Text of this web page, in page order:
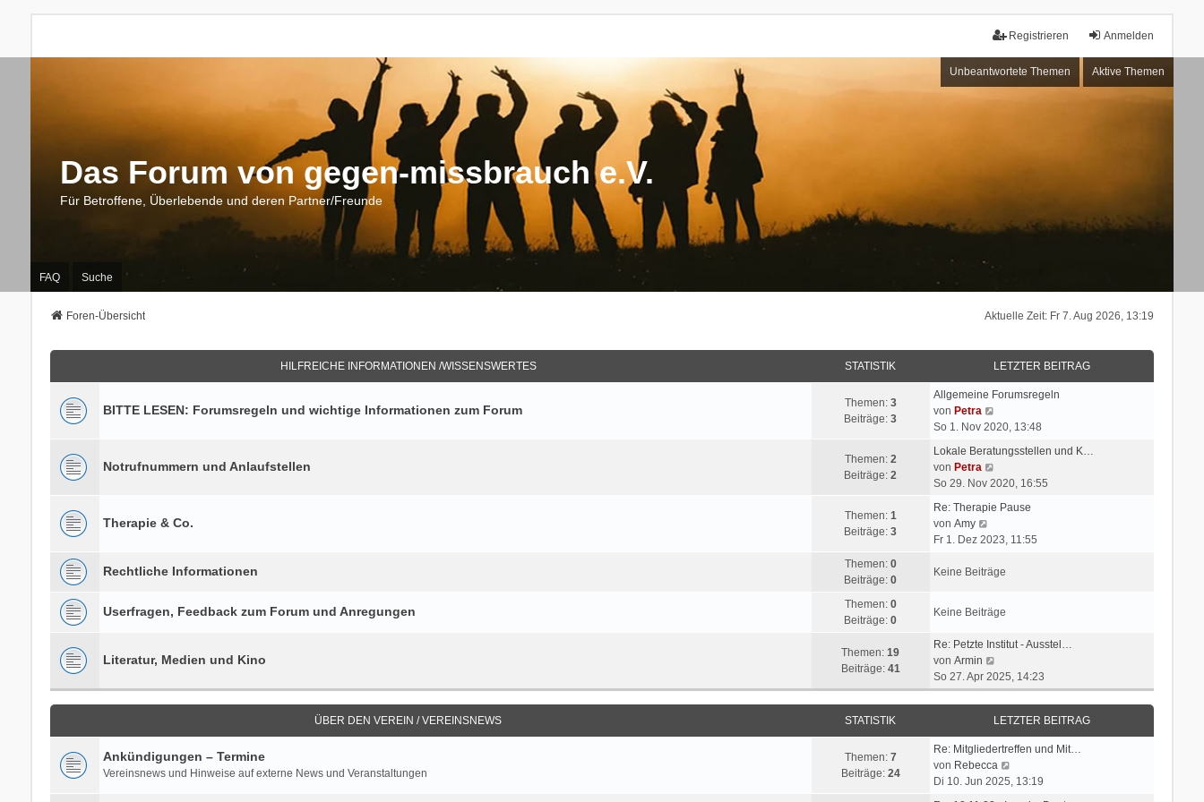
Anmelden
Registrieren
Unbeantwortete Themen Aktive Themen
Das Forum von gegen-missbrauch e.V.
Für Betroffene, Überlebende und deren Partner/Freunde
FAQ Suche
Aktuelle Zeit: Fr 7. Aug 2026, 13:19
Foren-Übersicht
HILFREICHE INFORMATIONEN /WISSENSWERTES STATISTIK LETZTER BEITRAG
BITTE LESEN: Forumsregeln und wichtige Informationen zum Forum Themen: 3
Beiträge:3
Allgemeine Forumsregeln
von Petra
e
e
t
e
B
i
a
So 1. Nov 2020, 13:48
Notrufnummern und Anlaufstellen Themen: 2
Beiträge:2
Lokale Beratungsstellen und K…
von Petra
e
e
t
r
e
t
a
g
So 29. Nov 2020, 16:55
Therapie & Co. Themen: 1
Beiträge:3
Re: Therapie Pause
von Amy
e
e
e
B
e
i
g
Fr 1. Dez 2023, 11:55
Rechtliche Informationen Themen: 0
Beiträge:0
Keine Beiträge
Userfragen, Feedback zum Forum und Anregungen Themen: 0
Beiträge:0
Keine Beiträge
Literatur, Medien und Kino Themen:19
Beiträge: 41
Re: Petzte Institut - Ausstel…
von Armin
e
u
e
s
t
e
r
B
So 27. Apr 2025, 14:23
ÜBER DEN VEREIN / VEREINSNEWS STATISTIK LETZTER BEITRAG
Ankündigungen – Termine
Vereinsnews und Hinweise auf externe News und Veranstaltungen
Themen: 7
Beiträge: 24
Re: Mitgliedertreffen und Mit…
von Rebecca
e
Di 10. Jun 2025, 13:19